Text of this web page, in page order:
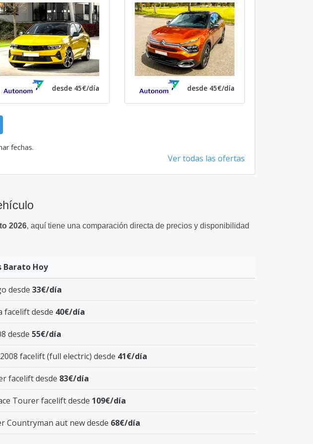
desde 45€/día desde 45€/día
fechas.
Ver todas las ofertas
2026, aquí tiene una comparación directa de precios y disponibilidad
Barato Hoy
desde 33€/día
facelift desde 40€/día
desde 55€/día
facelift (full electric) desde 41€/día
facelift desde 83€/día
Tourer facelift desde 109€/día
Countryman aut new desde 68€/día